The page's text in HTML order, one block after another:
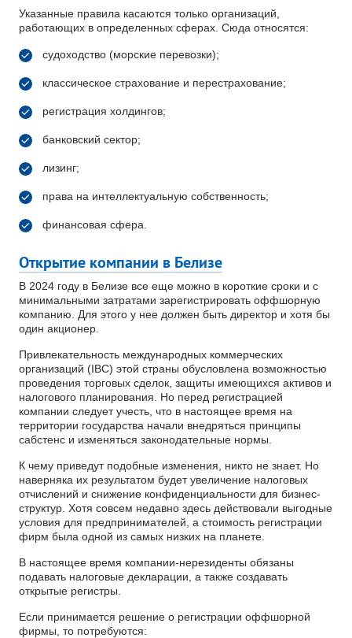
Указанные правила касаются только организаций,
работающих в определенных сферах. Сюда относятся:
судоходство (морские перевозки);
классическое страхование и перестрахование;
регистрация холдингов;
банковский сектор;
лизинг;
права на интеллектуальную собственность;
финансовая сфера.
Открытие компании в Белизе
В 2024 году в Белизе все еще можно в короткие сроки и с
минимальными затратами зарегистрировать оффшорную
компанию. Для этого у нее должен быть директор и хотя бы
один акционер.
Привлекательность международных коммерческих
организаций (IBC) этой страны обусловлена возможностью
проведения торговых сделок, защиты имеющихся активов и
налогового планирования. Но перед регистрацией
компании следует учесть, что в настоящее время на
территории государства начали внедряться принципы
сабстенс и изменяться законодательные нормы.
К чему приведут подобные изменения, никто не знает. Но
наверняка их результатом будет увеличение налоговых
отчислений и снижение конфиденциальности для бизнес-
структур. Хотя совсем недавно здесь действовали выгодные
условия для предпринимателей, а стоимость регистрации
фирм была одной из самых низких на планете.
В настоящее время компании-нерезиденты обязаны
подавать налоговые декларации, а также создавать
открытые регистры.
Если принимается решение о регистрации оффшорной
фирмы, то потребуются: